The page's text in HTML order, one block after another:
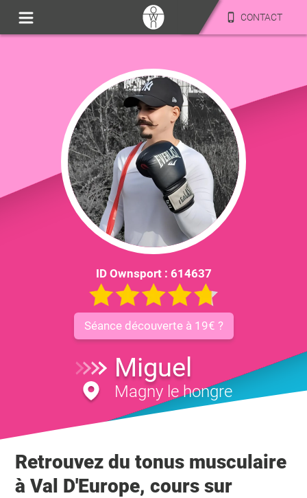
CONTACT
ID Ownsport : 614637
Séance découverte à 19€ ?
Miguel
Magny le hongre
Retrouvez du tonus musculaire
à Val D'Europe, cours sur